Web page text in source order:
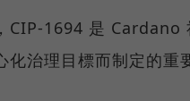
CIP-1694 是 Cardano
化治理目標而制定的重